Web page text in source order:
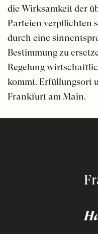
die Wirksamkeit der
Parteien verpflichten
durch eine
Bestimmung zu
Regelung
kommt. Erfüllungsort
Frankfurt am Main.